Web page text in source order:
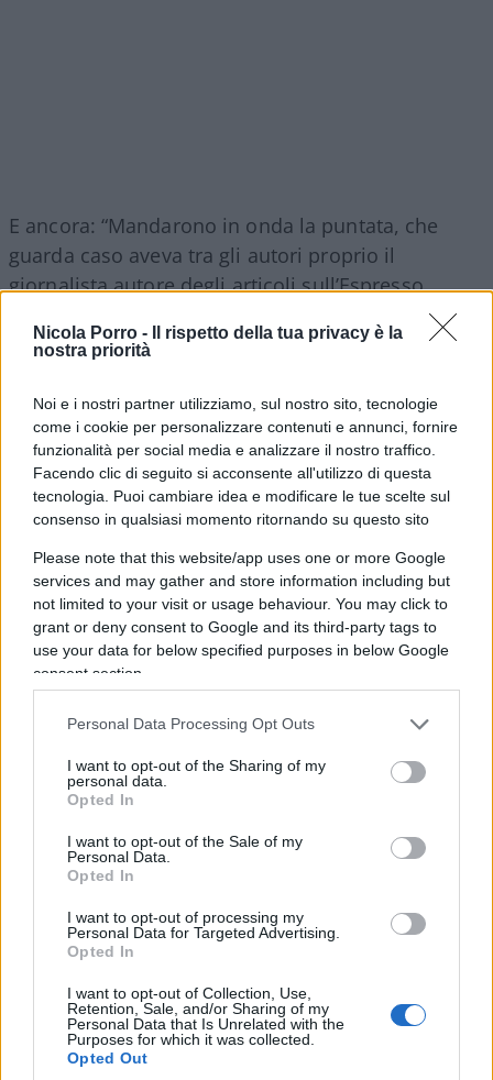
Nicola Porro -
Il rispetto della tua privacy è la
nostra priorità
Noi e i nostri partner utilizziamo, sul nostro sito, tecnologie
come i cookie per personalizzare contenuti e annunci, fornire
funzionalità per social media e analizzare il nostro traffico.
Facendo clic di seguito si acconsente all'utilizzo di questa
tecnologia. Puoi cambiare idea e modificare le tue scelte sul
consenso in qualsiasi momento ritornando su questo sito
Please note that this website/app uses one or more Google
services and may gather and store information including but
not limited to your visit or usage behaviour. You may click to
grant or deny consent to Google and its third-party tags to
use your data for below specified purposes in below Google
consent section.
Personal Data Processing Opt Outs
I want to opt-out of the Sharing of my
personal data.
Opted In
I want to opt-out of the Sale of my
Personal Data.
Opted In
I want to opt-out of processing my
Personal Data for Targeted Advertising.
Opted In
I want to opt-out of Collection, Use,
Retention, Sale, and/or Sharing of my
Personal Data that Is Unrelated with the
Purposes for which it was collected.
Opted Out
E ancora: “Mandarono in onda la puntata, che
guarda caso aveva tra gli autori proprio il
giornalista autore degli articoli sull’Espresso,
qualche giorno prima dell’udienza preliminare in
cui si doveva decidere sul mio rinvio a giudizio.
generale, puntualmente arrivò. Ma c’è un
dettaglio che ancora mi sconvolge”. Rigoli ha
evidenziato sul punto: “Durante la trasmissione
venne esibitoun documento che aveva in un
angolo un numero di protocollo, “622”. Quel
documento arrivava dal fascicolo del pm ma
eravamo ancora nel mezzo dell’udienza
preliminare, quando gli atti sono secretati, quindi
come poteva averlo Report? In seguito ho saputo
che sia il giornalista dell’Espresso che l’avvocato
atti alla procura e avevano avuto via libera…
comunque per vederci chiaro ho presentato un
esposto, che è stato trasmesso a Roma e lì
Ranucci di Reportlamenta le stesse anomalie
nell’inchiesta sul suo attentato e ha presentato un
esposto simile al mio per fermare la fuga di
notizie dalla procura. Chissà se archivieranno
anche quello… Comunque lo rivedrò presto, è
rinviato a giudizio per diffamazione nei
miei confronti”.